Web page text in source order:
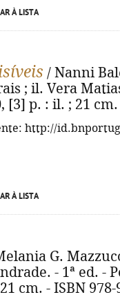
À LISTA
/ Nanni
; il. Vera
[3] p. : il. ; 21
http://
À LISTA
G.
- 1ª ed. -
cm. - ISBN 978-